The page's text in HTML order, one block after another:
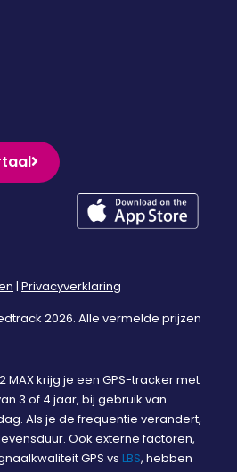
| Privacyverklaring
2026. Alle vermelde prijzen
MAX krijg je een GPS-tracker met
3 of 4 jaar, bij gebruik van
Als je de frequentie verandert,
Ook externe factoren,
GPS vs LBS, hebben